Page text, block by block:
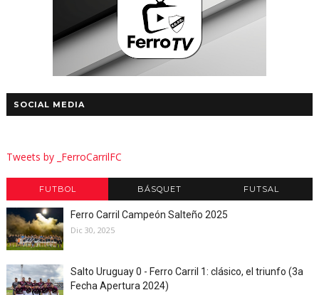
SOCIAL MEDIA
Tweets by _FerroCarrilFC
FUTBOL BÁSQUET FUTSAL
Ferro Carril Campeón Salteño 2025
Dic 30, 2025
Salto Uruguay 0 - Ferro Carril 1: clásico, el triunfo (3a
Fecha Apertura 2024)